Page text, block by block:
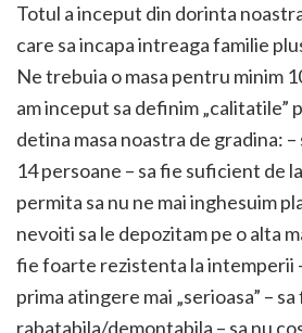
Totul a inceput din dorinta noastra
care sa incapa intreaga familie
Ne trebuia o masa pentru minim
am inceput sa definim „calitatile”
detina masa noastra de gradina:
14 persoane – sa fie suficient de
permita sa nu ne mai inghesuim
nevoiti sa le depozitam pe o alta
fie foarte rezistenta la intemperii
prima atingere mai „serioasa” – sa
rabatabila/demontabila – sa nu